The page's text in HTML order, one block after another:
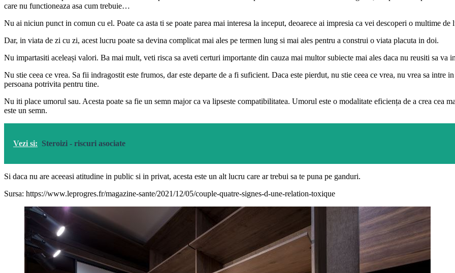
care nu functioneaza asa cum trebuie…
Nu ai niciun punct in comun cu el. Poate ca asta ti se poate parea mai interesa la inceput, deoarece ai impresia ca vei descoperi o multime
Dar, in viata de zi cu zi, acest lucru poate sa devina complicat mai ales pe termen lung si mai ales pentru a construi o viata placuta in doi.
Nu impartasiti aceleași valori. Ba mai mult, veti risca sa aveti certuri importante din cauza mai multor subiecte mai ales daca nu reusiti sa
Nu stie ceea ce vrea. Sa fii indragostit este frumos, dar este departe de a fi suficient. Daca este pierdut, nu stie ceea ce vrea, nu vrea sa intre
persoana potrivita pentru tine.
Nu iti place umorul sau. Acesta poate sa fie un semn major ca va lipseste compatibilitatea. Umorul este o modalitate eficiența de a crea cea
este un semn.
Vezi si: Steroizi - riscuri asociate
Si daca nu are aceeasi atitudine in public si in privat, acesta este un alt lucru care ar trebui sa te puna pe ganduri.
Sursa: https://www.leprogres.fr/magazine-sante/2021/12/05/couple-quatre-signes-d-une-relation-toxique